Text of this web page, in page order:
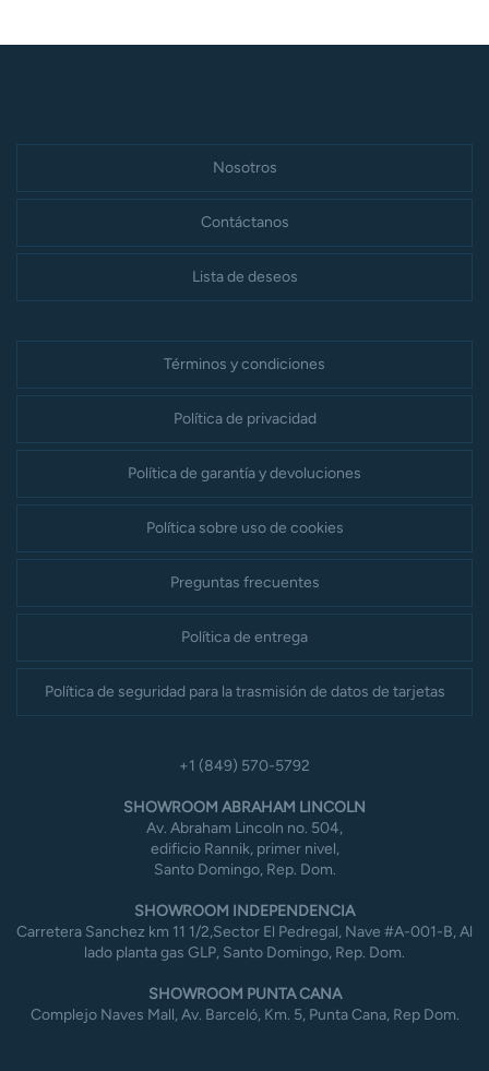
Nosotros
Contáctanos
Lista de deseos
Términos y condiciones
Política de privacidad
Política de garantía y devoluciones
Política sobre uso de cookies
Preguntas frecuentes
Política de entrega
Política de seguridad para la trasmisión de datos de tarjetas
+1 (849) 570-5792
SHOWROOM ABRAHAM LINCOLN
Av. Abraham Lincoln no. 504,
edificio Rannik, primer nivel,
Santo Domingo, Rep. Dom.
SHOWROOM INDEPENDENCIA
Carretera Sanchez km 11 1/2,Sector El Pedregal, Nave #A-001-B, Al
lado planta gas GLP, Santo Domingo, Rep. Dom.
SHOWROOM PUNTA CANA
Complejo Naves Mall, Av. Barceló, Km. 5, Punta Cana, Rep Dom.